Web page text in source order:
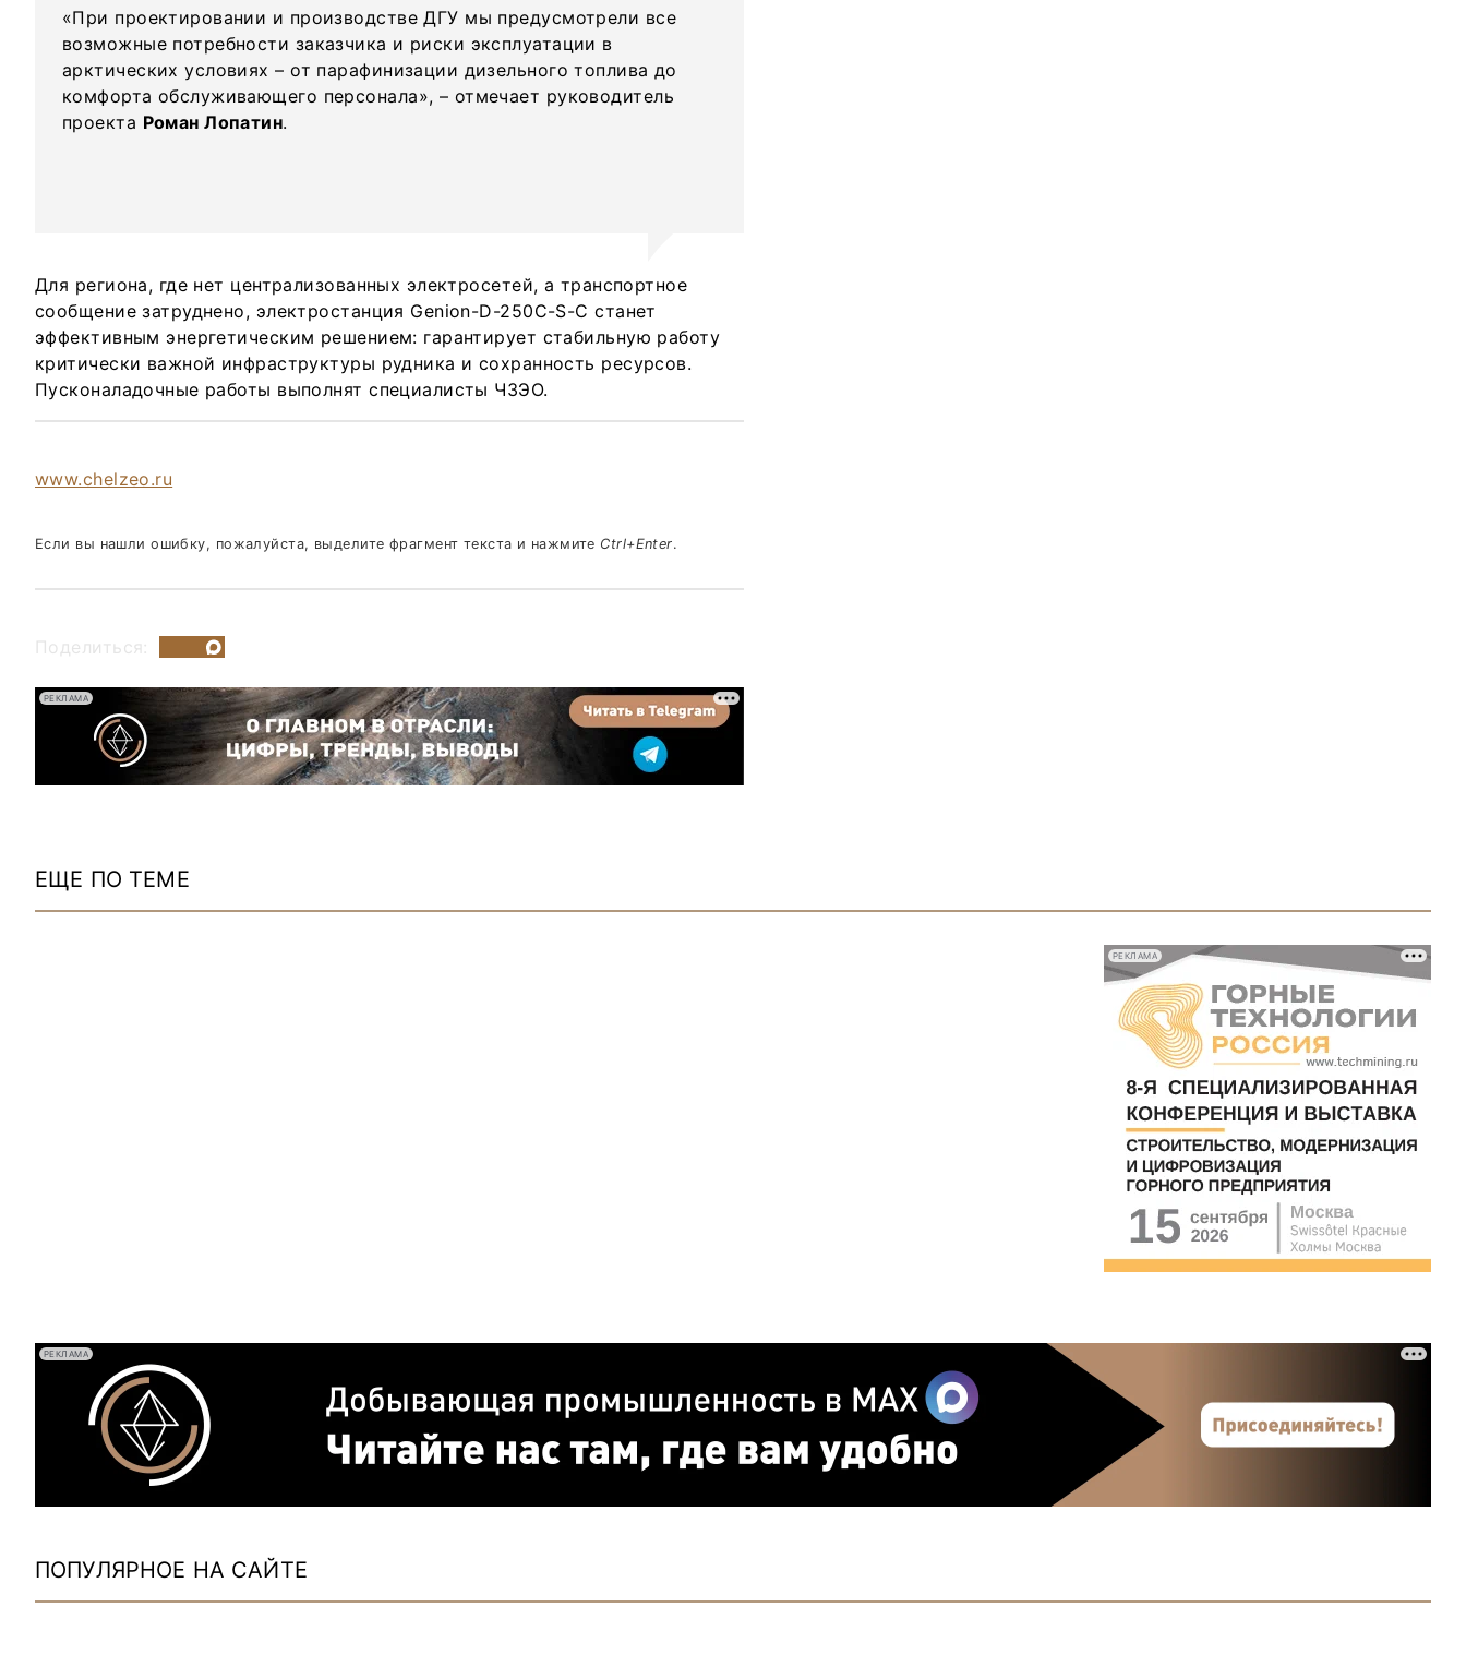
«При проектировании и производстве ДГУ мы предусмотрели все
возможные потребности заказчика и риски эксплуатации в
арктических условиях – от парафинизации дизельного топлива до
комфорта обслуживающего персонала», – отмечает руководитель
проекта Роман Лопатин.
Для региона, где нет централизованных электросетей, а транспортное
сообщение затруднено, электростанция Genion-D-250C-S-C станет
эффективным энергетическим решением: гарантирует стабильную работу
критически важной инфраструктуры рудника и сохранность ресурсов.
Пусконаладочные работы выполнят специалисты ЧЗЭО.
www.chelzeo.ru
Если вы нашли ошибку, пожалуйста, выделите фрагмент текста и нажмите Ctrl+Enter.
Поделиться:
РЕКЛАМА
ЕЩЕ ПО ТЕМЕ
РЕКЛАМА
РЕКЛАМА
ПОПУЛЯРНОЕ НА САЙТЕ